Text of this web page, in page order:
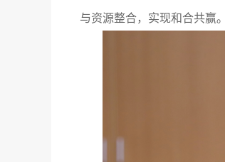
与资源整合，实现和合共赢。